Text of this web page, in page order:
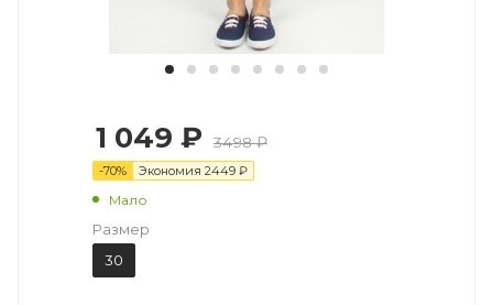
1 049 ₽ 3498 ₽
-70% Экономия 2449 ₽
Мало
Размер
30